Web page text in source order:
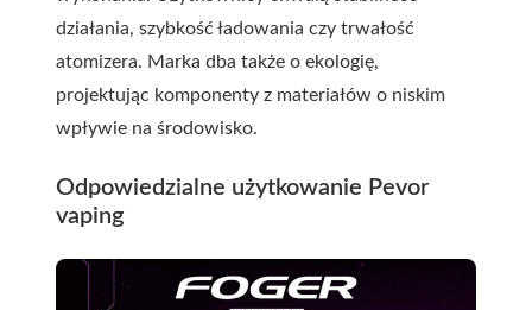
działania, szybkość ładowania czy trwałość
atomizera. Marka dba także o ekologię,
projektując komponenty z materiałów o niskim
wpływie na środowisko.
Odpowiedzialne użytkowanie Pevor
vaping